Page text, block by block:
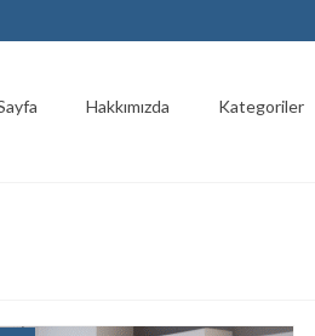
Hakkımızda Kategoriler